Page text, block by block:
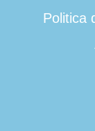
Politica